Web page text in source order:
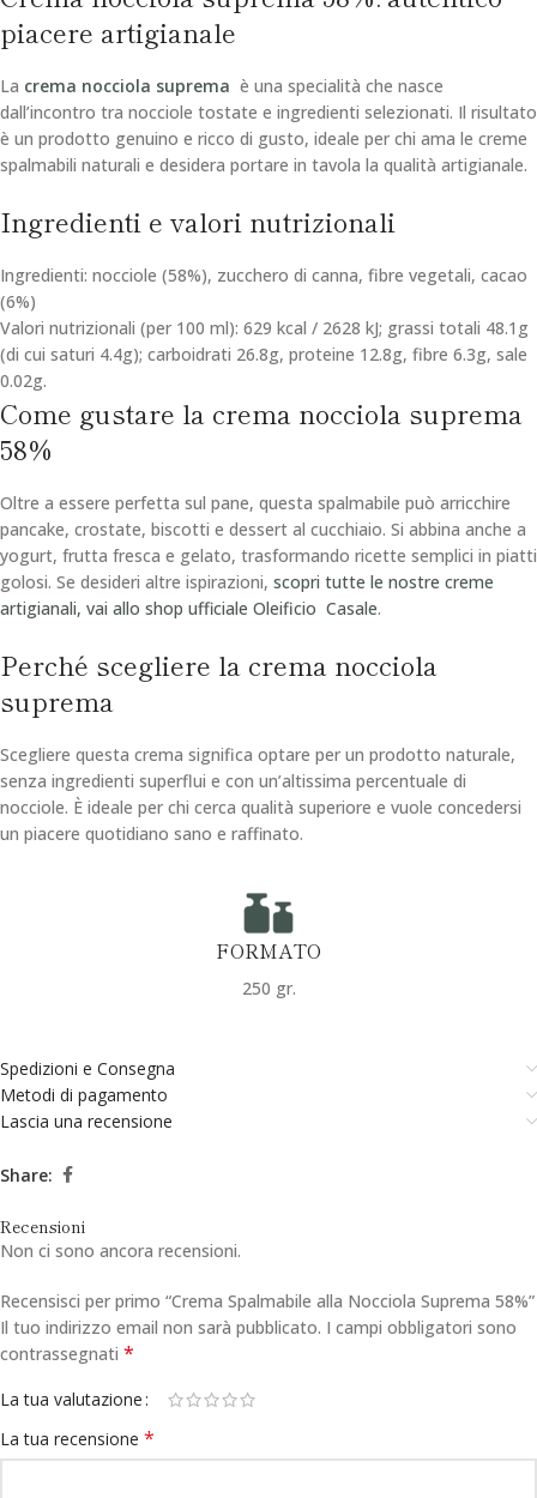
piacere artigianale
La crema nocciola suprema è una specialità che nasce
dall’incontro tra nocciole tostate e ingredienti selezionati. Il risultato
è un prodotto genuino e ricco di gusto, ideale per chi ama le creme
spalmabili naturali e desidera portare in tavola la qualità artigianale.
Ingredienti e valori nutrizionali
Ingredienti: nocciole (58%), zucchero di canna, fibre vegetali, cacao
(6%)
Valori nutrizionali (per 100 ml): 629 kcal / 2628 kJ; grassi totali 48.1g
(di cui saturi 4.4g); carboidrati 26.8g, proteine 12.8g, fibre 6.3g, sale
0.02g.
Come gustare la crema nocciola suprema
58%
Oltre a essere perfetta sul pane, questa spalmabile può arricchire
pancake, crostate, biscotti e dessert al cucchiaio. Si abbina anche a
yogurt, frutta fresca e gelato, trasformando ricette semplici in piatti
golosi. Se desideri altre ispirazioni, scopri tutte le nostre creme
artigianali, vai allo shop ufficiale Oleificio Casale.
Perché scegliere la crema nocciola
suprema
Scegliere questa crema significa optare per un prodotto naturale,
senza ingredienti superflui e con un’altissima percentuale di
nocciole. È ideale per chi cerca qualità superiore e vuole concedersi
un piacere quotidiano sano e raffinato.
FORMATO
250 gr.
Spedizioni e Consegna
Metodi di pagamento
Lascia una recensione
Share:
Recensioni
Non ci sono ancora recensioni.
Recensisci per primo “Crema Spalmabile alla Nocciola Suprema 58%”
Il tuo indirizzo email non sarà pubblicato. I campi obbligatori sono
contrassegnati *
La tua valutazione
La tua recensione *